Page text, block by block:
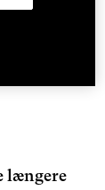
længere